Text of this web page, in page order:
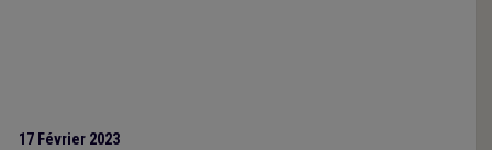
17 Février 2023